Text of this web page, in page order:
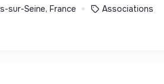
sur-Seine, France Associations